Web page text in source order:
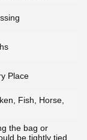
Place
Fish, Horse,
the bag or
be tightly tied